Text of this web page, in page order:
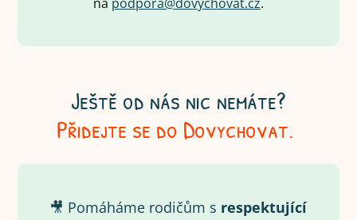
Ještě od nás nic nemáte?
Přidejte se do Dovychovat.
🎥 Pomáháme rodičům s respektující